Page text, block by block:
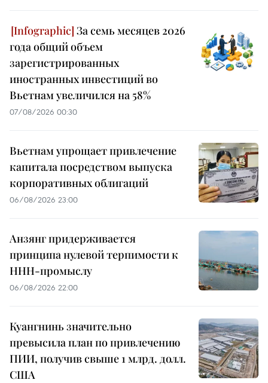
За семь месяцев 2026
года общий объем
зарегистрированных
иностранных инвестиций во
Вьетнам увеличился на 58%
07/08/2026 00:30
Вьетнам упрощает привлечение
капитала посредством выпуска
корпоративных облигаций
06/08/2026 23:00
Анзянг придерживается
принципа нулевой терпимости к
ННН-промыслу
06/08/2026 22:00
Куангнинь значительно
превысила план по привлечению
ПИИ, получив свыше 1 млрд. долл.
США